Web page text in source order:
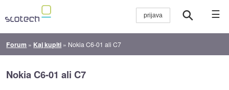
☰
Forum » Kaj kupiti » Nokia C6-01 ali C7
Nokia C6-01 ali C7